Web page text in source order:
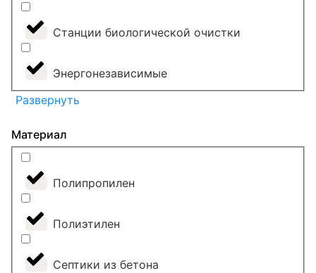
Станции биологической очистки
Энергонезависимые
Развернуть
Материал
Полипропилен
Полиэтилен
Септики из бетона